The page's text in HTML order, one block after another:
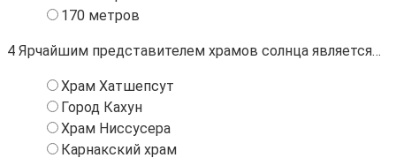
170 метров
4 Ярчайшим представителем храмов солнца является…
Храм Хатшепсут
Город Кахун
Храм Ниссусера
Карнакский храм